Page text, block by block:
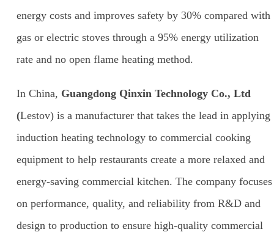
energy costs and improves safety by 30% compared with
gas or electric stoves through a 95% energy utilization
rate and no open flame heating method.
In China, Guangdong Qinxin Technology Co., Ltd
(Lestov) is a manufacturer that takes the lead in applying
induction heating technology to commercial cooking
equipment to help restaurants create a more relaxed and
energy-saving commercial kitchen. The company focuses
on performance, quality, and reliability from R&D and
design to production to ensure high-quality commercial